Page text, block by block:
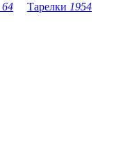
64 Тарелки 1954